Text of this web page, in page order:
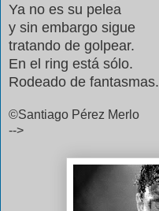
Ya no es su pelea
y sin embargo sigue
tratando de golpear.
En el ring está sólo.
Rodeado de fantasmas.
©Santiago Pérez Merlo
-->